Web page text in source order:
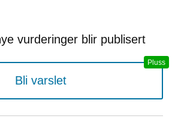
vurderinger blir publisert
Bli varslet